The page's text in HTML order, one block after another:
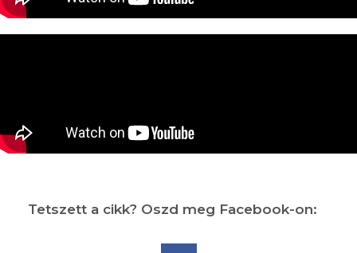
Tetszett a cikk? Oszd meg Facebook-on: